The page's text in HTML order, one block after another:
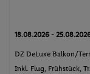
18.08.2026 -
DZ DeLuxe Balkon/
Inkl. Flug, Frühstück,